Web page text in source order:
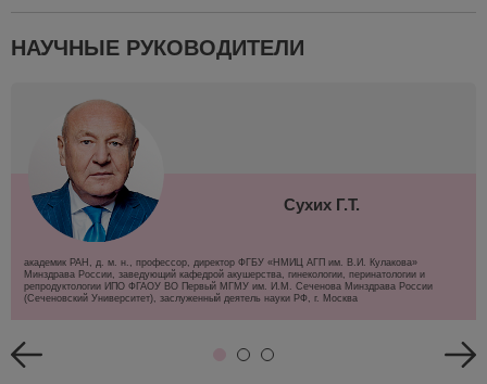
НАУЧНЫЕ РУКОВОДИТЕЛИ
Сухих Г.Т.
академик РАН, д. м. н., профессор, директор ФГБУ «НМИЦ АГП им. В.И. Кулакова»
Минздрава России, заведующий кафедрой акушерства, гинекологии, перинатологии и
репродуктологии ИПО ФГАОУ ВО Первый МГМУ им. И.М. Сеченова Минздрава России
(Сеченовский Университет), заслуженный деятель науки РФ, г. Москва